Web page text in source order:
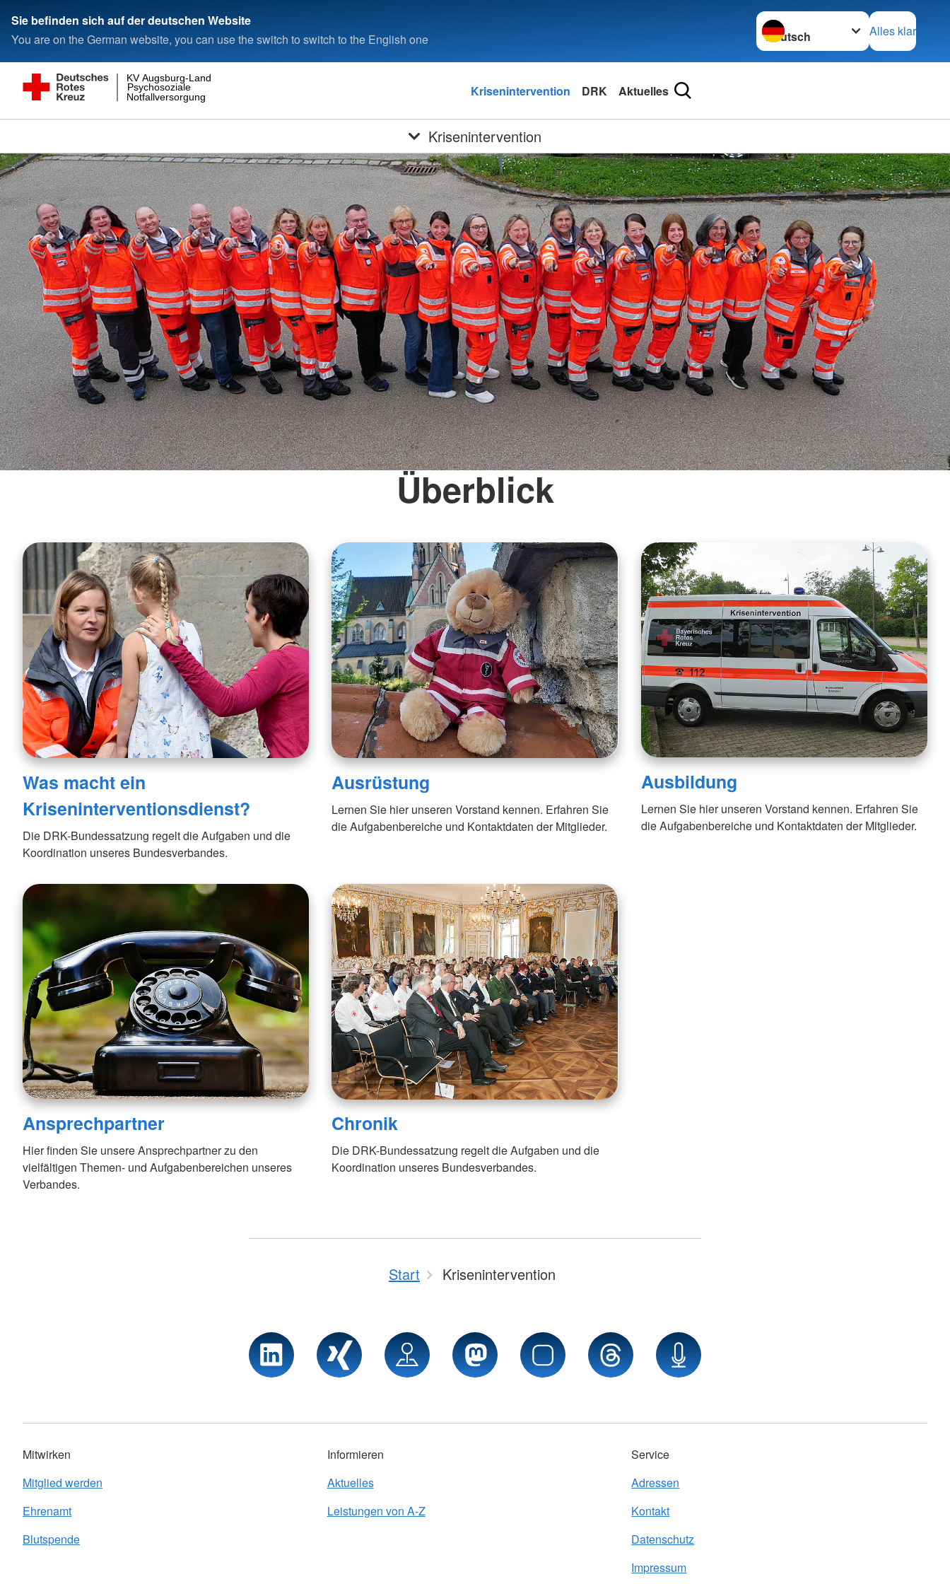
Sie befinden sich auf der deutschen Website
You are on the German website, you can use the switch to switch to the English one
Sprache wechseln zu
Alles klar
Notfallversorgung
Psychosoziale
KV Augsburg-Land
Krisenintervention DRK Aktuelles
Krisenintervention
Überblick
Was macht ein
Kriseninterventionsdienst?
Die DRK-Bundessatzung regelt die Aufgaben und die
Koordination unseres Bundesverbandes.
Ausrüstung
Lernen Sie hier unseren Vorstand kennen. Erfahren Sie
die Aufgabenbereiche und Kontaktdaten der Mitglieder.
Ausbildung
Lernen Sie hier unseren Vorstand kennen. Erfahren Sie
die Aufgabenbereiche und Kontaktdaten der Mitglieder.
Ansprechpartner
Hier finden Sie unsere Ansprechpartner zu den
vielfältigen Themen- und Aufgabenbereichen unseres
Verbandes.
Chronik
Die DRK-Bundessatzung regelt die Aufgaben und die
Koordination unseres Bundesverbandes.
Start Krisenintervention
Mitwirken
Mitglied werden
Ehrenamt
Blutspende
Informieren
Aktuelles
Leistungen von A-Z
Service
Adressen
Kontakt
Datenschutz
Impressum